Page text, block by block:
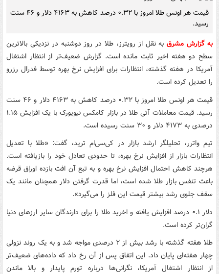
قیمت هر اونس طلا امروز با ۰.۳۲ درصد کاهش به ۴۱۶۳ دلار و ۴۶ سنت
رسید.
به گزارش مشرقبه نقل از رویترز، طلا در روز دوشنبه در نزدیکی بالاترین
سطح دو هفته اخیر ثابت مانده است. گزارش ضعیف‌تر از انتظار اشتغال
آمریکا در هفته گذشته، انتظارات برای افزایش نرخ بهره توسط فدرال رزرو
را تعدیل کرده است.
قیمت هر اونس طلا امروز با ۰.۳۲ درصد کاهش به ۴۱۶۳ دلار و ۴۶ سنت
رسید. قیمت معاملات آتی طلا در بازار کامکس نیویورک با یک افزایش ۱.۱۵
درصدی به ۴۱۷۳ دلار و ۳۰ سنت رسیده است.
تیم واترر، تحلیلگر ارشد بازار در کی‌سی‌ام ترید، گفت: «طلا با تعدیل
انتظارات بازار از افزایش نرخ بهره، تا حدودی تعادل خود را بازیافته است.
هرچند کاهش احتمال افزایش نرخ بهره و به تبع آن افت بازده اوراق قرضه
باعث تنفس بازار طلا شده است، اما قدرت گرفتن دلار همچنان مانند یک
سقف جلوی رشد بیشتر قیمت این فلز را می‌گیرد».
دلار ۰.۱ درصد افزایش یافته و اخرید طلا را برای دارندگان سایر ارزهای دنیا
گران‌تر کرده است.
طلا هفته گذشته با رشد بیش از ۲ درصدی مواجه شد و به یک روند نزولی
چهار هفته‌ای پایان داد. این اتفاق پس از آن رخ داد که داده‌های ضعیف‌تر
از انتظار اشتغال آمریکا، نگرانی‌ها درباره تورم پایدار و بالا ماندن